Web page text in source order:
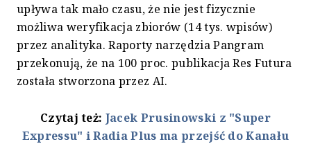
upływa tak mało czasu, że nie jest fizycznie
możliwa weryfikacja zbiorów (14 tys. wpisów)
przez analityka. Raporty narzędzia Pangram
przekonują, że na 100 proc. publikacja Res Futura
została stworzona przez AI.
Czytaj też: Jacek Prusinowski z "Super
Expressu" i Radia Plus ma przejść do Kanału